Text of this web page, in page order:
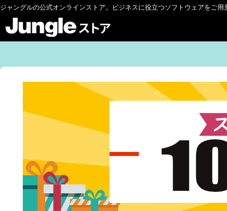
ジャングルの公式オンラインストア。ビジネスに役立つソフトウェアをご用